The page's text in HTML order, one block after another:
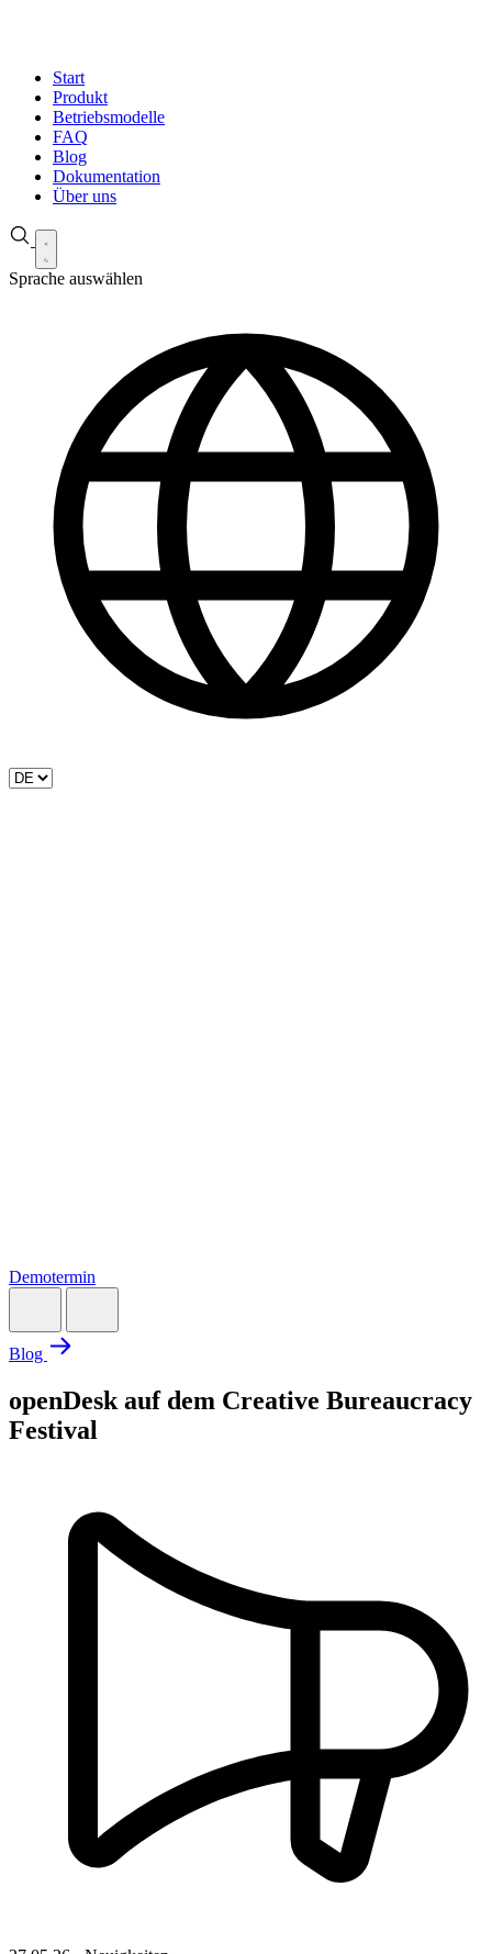
Start
Produkt
Betriebsmodelle
FAQ
Blog
Dokumentation
Über uns
Sprache auswählen
Demotermin
Blog
openDesk auf dem Creative Bureaucracy
Festival